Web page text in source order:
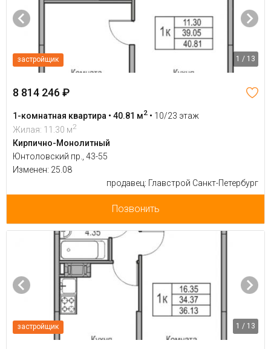
застройщик 1 / 13
8 814 246 ₽
1-комнатная квартира • 40.81 м2 • 10/23 этаж
Жилая: 11.30 м2
Кирпично-Монолитный
Юнтоловский пр., 43-55
Изменен: 25.08
продавец: Главстрой Санкт-Петербург
Позвонить
застройщик 1 / 13